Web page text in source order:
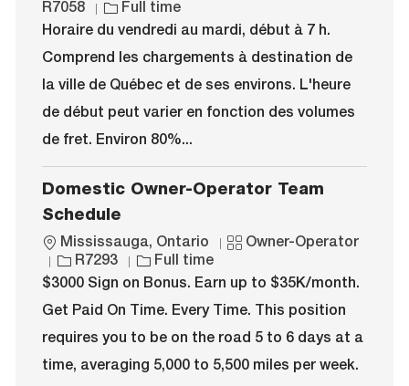
o
c
t
i
n
t
g
o
y
d
R7058
J
o
T
y
e
Full time
Horaire du vendredi au mardi, début à 7 h.
Comprend les chargements à destination de
la ville de Québec et de ses environs. L'heure
de début peut varier en fonction des volumes
de fret. Environ 80%...
Domestic Owner-Operator Team
Schedule
L
o
c
t
i
n
Mississauga, Ontario
C
t
g
o
y
Owner-Operator
J
o
I
d
R7293
J
o
T
y
e
Full time
$3000 Sign on Bonus. Earn up to $35K/month.
Get Paid On Time. Every Time. This position
requires you to be on the road 5 to 6 days at a
time, averaging 5,000 to 5,500 miles per week.